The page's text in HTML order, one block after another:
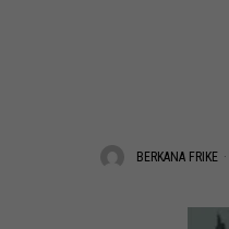
BERKANA FRIKE